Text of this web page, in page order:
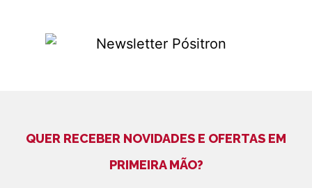
QUER RECEBER NOVIDADES E OFERTAS EM
PRIMEIRA MÃO?